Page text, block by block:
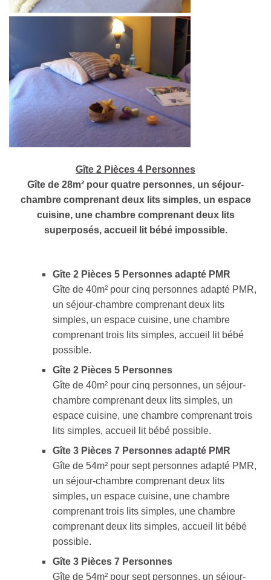
Gîte 2 Pièces 4 Personnes
Gîte de 28m² pour quatre personnes, un séjour-
chambre comprenant deux lits simples, un espace
cuisine, une chambre comprenant deux lits
superposés, accueil lit bébé impossible.
Gîte 2 Pièces 5 Personnes adapté PMR
Gîte de 40m² pour cinq personnes adapté PMR,
un séjour-chambre comprenant deux lits
simples, un espace cuisine, une chambre
comprenant trois lits simples, accueil lit bébé
possible.
Gîte 2 Pièces 5 Personnes
Gîte de 40m² pour cinq personnes, un séjour-
chambre comprenant deux lits simples, un
espace cuisine, une chambre comprenant trois
lits simples, accueil lit bébé possible.
Gîte 3 Pièces 7 Personnes adapté PMR
Gîte de 54m² pour sept personnes adapté PMR,
un séjour-chambre comprenant deux lits
simples, un espace cuisine, une chambre
comprenant trois lits simples, une chambre
comprenant deux lits simples, accueil lit bébé
possible.
Gîte 3 Pièces 7 Personnes
Gîte de 54m² pour sept personnes, un séjour-